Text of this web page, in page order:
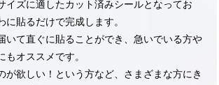
イズに適したカット済みシールとなってお
に貼るだけで完成します。
いて直ぐに貼ることができ、急いでいる方や
オススメです。
が欲しい！という方など、さまざまな方にき